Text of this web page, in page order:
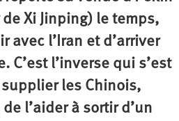
Xi Jinping) le temps,
avec l’Iran et d’arriver
C’est l’inverse qui s’est
les Chinois,
l’aider à sortir d’un